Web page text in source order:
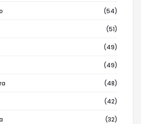
(54)
(51)
(49)
(49)
(48)
(42)
(32)